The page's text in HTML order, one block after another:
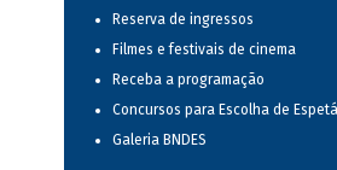
Reserva de ingressos
Filmes e festivais de cinema
Receba a programação
Concursos para Escolha de
Galeria BNDES